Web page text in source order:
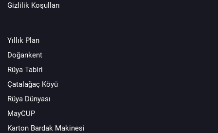
Gizlilik Koşulları
Yıllık Plan
Doğankent
Rüya Tabiri
Çatalağaç Köyü
Rüya Dünyası
MayCUP
Karton Bardak Makinesi